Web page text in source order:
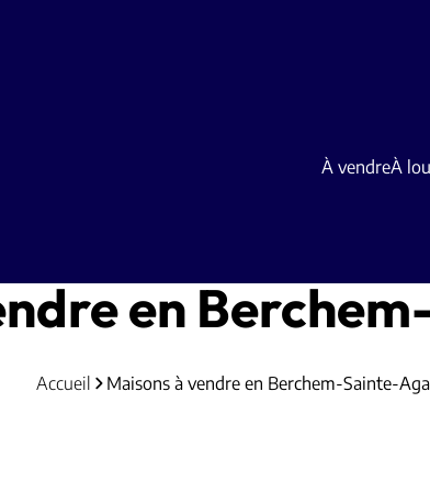
À vendreÀ
en
Accueil Maisons à vendre en Berchem-Sainte-